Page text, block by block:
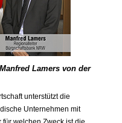
Manfred Lamers von der
unterstützt die
Unternehmen mit